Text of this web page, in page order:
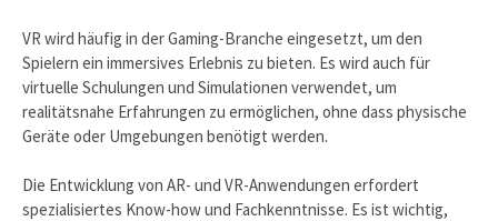
VR wird häufig in der Gaming-Branche eingesetzt, um den
Spielern ein immersives Erlebnis zu bieten. Es wird auch für
virtuelle Schulungen und Simulationen verwendet, um
realitätsnahe Erfahrungen zu ermöglichen, ohne dass physische
Geräte oder Umgebungen benötigt werden.
Die Entwicklung von AR- und VR-Anwendungen erfordert
spezialisiertes Know-how und Fachkenntnisse. Es ist wichtig,